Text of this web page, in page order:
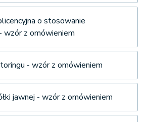
o stosowanie
wzór z omówieniem
- wzór z omówieniem
jawnej - wzór z omówieniem